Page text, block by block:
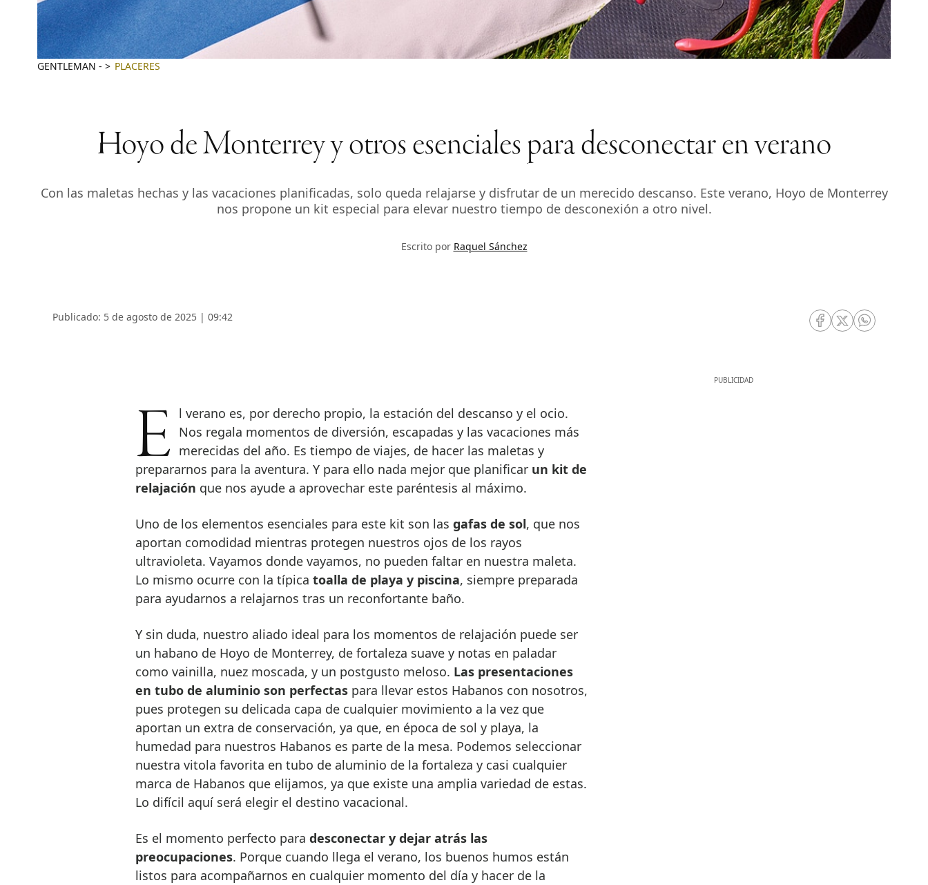
GENTLEMAN - PLACERES
Hoyo de Monterrey y otros esenciales para desconectar en verano
Con las maletas hechas y las vacaciones planificadas, solo queda relajarse y disfrutar de un merecido descanso. Este verano, Hoyo de Monterrey
nos propone un kit especial para elevar nuestro tiempo de desconexión a otro nivel.
Escrito por Raquel Sánchez
Publicado: 5 de agosto de 2025 | 09:42
RRSS Facebook
RRSS Twitter
RRSS
El verano es, por derecho propio, la estación del descanso y el ocio. Nos regala momentos de diversión, escapadas y las vacaciones más
merecidas del año. Es tiempo de viajes, de hacer las maletas y
prepararnos para la aventura. Y para ello nada mejor que planificar un kit de
relajación que nos ayude a aprovechar este paréntesis al máximo.
Uno de los elementos esenciales para este kit son las gafas de sol, que nos
aportan comodidad mientras protegen nuestros ojos de los rayos
ultravioleta. Vayamos donde vayamos, no pueden faltar en nuestra maleta.
Lo mismo ocurre con la típica toalla de playa y piscina, siempre preparada
para ayudarnos a relajarnos tras un reconfortante baño.
Y sin duda, nuestro aliado ideal para los momentos de relajación puede ser
un habano de Hoyo de Monterrey, de fortaleza suave y notas en paladar
como vainilla, nuez moscada, y un postgusto meloso. Las presentaciones
en tubo de aluminio son perfectaspara llevar estos Habanos con nosotros,
pues protegen su delicada capa de cualquier movimiento a la vez que
aportan un extra de conservación, ya que, en época de sol y playa, la
humedad para nuestros Habanos es parte de la mesa. Podemos seleccionar
nuestra vitola favorita en tubo de aluminio de la fortaleza y casi cualquier
marca de Habanos que elijamos, ya que existe una amplia variedad de estas.
Lo difícil aquí será elegir el destino vacacional.
Es el momento perfecto para desconectar y dejar atrás las
preocupaciones. Porque cuando llega el verano, los buenos humos están
listos para acompañarnos en cualquier momento del día y hacer de la